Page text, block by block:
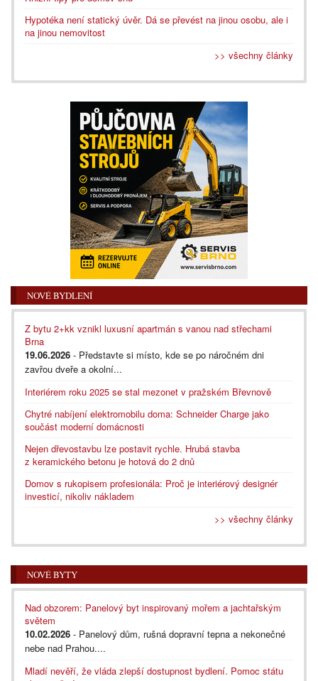
Hypotéka není statický úvěr. Dá se převést na jinou osobu, ale i
na jinou nemovitost
>> všechny články
NOVÉ BYDLENÍ
Z bytu 2+kk vznikl luxusní apartmán s vanou nad střechami
Brna
19.06.2026 - Představte si místo, kde se po náročném dni
zavřou dveře a okolní...
Interiérem roku 2025 se stal mezonet v pražském Břevnově
Chytré nabíjení elektromobilu doma: Schneider Charge jako
součást moderní domácnosti
Nejen dřevostavbu lze postavit rychle. Hrubá stavba
z keramického betonu je hotová do 2 dnů
Domov s rukopisem profesionála: Proč je interiérový designér
investicí, nikoliv nákladem
>> všechny články
NOVÉ BYTY
Nad obzorem: Panelový byt inspirovaný mořem a jachtařským
světem
10.02.2026 - Panelový dům, rušná dopravní tepna a nekonečné
nebe nad Prahou....
Mladí nevěří, že vláda zlepší dostupnost bydlení. Pomoc státu